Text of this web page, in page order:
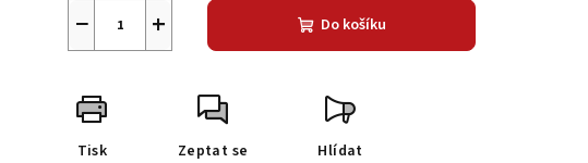
+
− Do košíku
Tisk Zeptat se Hlídat